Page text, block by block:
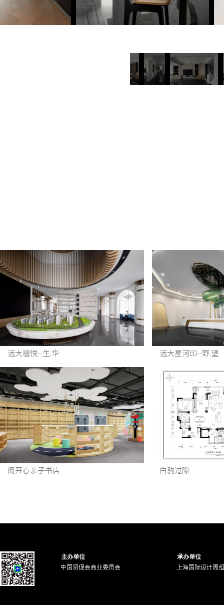
远大檀悦--生.华 远大星河印--野.望
阅开心亲子书店 白驹过隙
主办单位
承办单位
中国贸促会商业委员会
上海国际设计周